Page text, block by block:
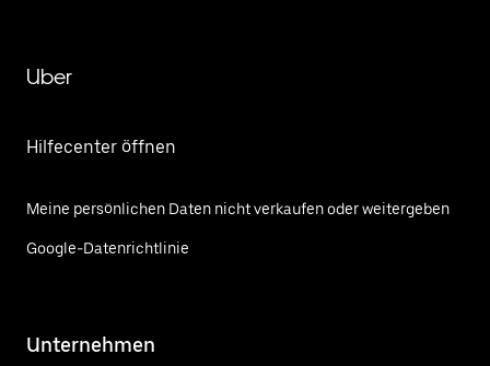
Uber
Hilfecenter öffnen
Meine persönlichen Daten nicht verkaufen oder weitergeben
Google-Datenrichtlinie
Unternehmen